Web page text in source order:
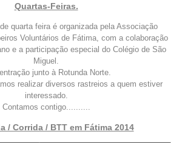
Quartas-Feiras.
quarta feira é organizada pela Associação
Voluntários de Fátima, com a colaboração
e a participação especial do Colégio de São
Miguel.
junto à Rotunda Norte.
realizar diversos rastreios a quem estiver
interessado.
Contamos contigo..........
/ Corrida / BTT em Fátima 2014